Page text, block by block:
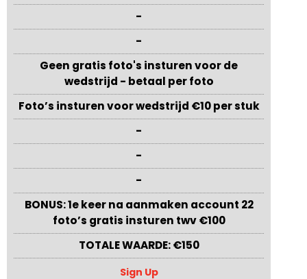
-
-
Geen gratis foto's insturen voor de
wedstrijd - betaal per foto
Foto’s insturen voor wedstrijd €10 per stuk
-
-
-
BONUS: 1e keer na aanmaken account 22
foto’s gratis insturen twv €100
TOTALE WAARDE: €150
Sign Up